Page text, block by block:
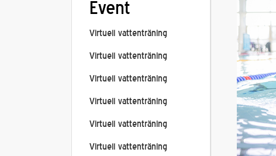
Event
Virtuell vattenträning
Virtuell vattenträning
Virtuell vattenträning
Virtuell vattenträning
Virtuell vattenträning
Virtuell vattenträning